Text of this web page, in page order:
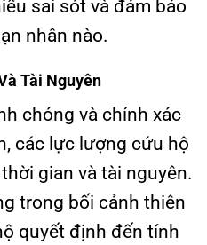
sai sót và đảm bảo
nhân nào.
Tài Nguyên
chóng và chính xác
các lực lượng cứu hộ
gian và tài nguyên.
trong bối cảnh thiên
quyết định đến tính